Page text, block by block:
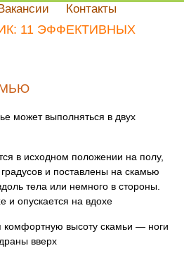
Контакты
11 ЭФФЕКТИВНЫХ
может выполняться в двух
в исходном положении на полу,
и поставлены на скамью
тела или немного в стороны.
и опускается на вдохе
комфортную высоту скамьи — ноги
вверх